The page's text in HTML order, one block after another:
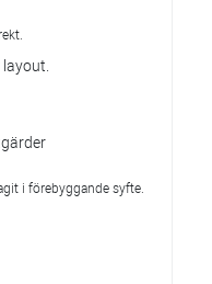
i förebyggande syfte.